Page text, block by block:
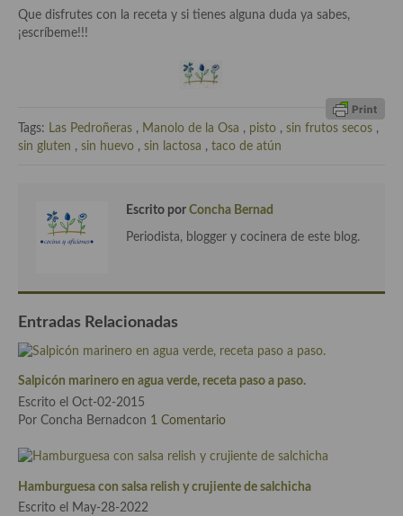
Cocina Canaria
Cocina Catalana
Cocina Gallega
Cocina Madrileña
Cocina Navarra
Cocina Riojana
Cocina Valenciana
Cocina Vasca
Cocina Europea
Cocina Alemana
Que disfrutes con la receta y si tienes alguna duda ya sabes,
¡escríbeme!!!
Tags: Las Pedroñeras , Manolo de la Osa , pisto , sin frutos secos ,
sin gluten , sin huevo , sin lactosa , taco de atún
Escrito por Concha Bernad
Periodista, blogger y cocinera de este blog.
Entradas Relacionadas
Salpicón marinero en agua verde, receta paso a paso.
Escrito el Oct-02-2015
Por Concha Bernadcon 1 Comentario
Hamburguesa con salsa relish y crujiente de salchicha
Escrito el May-28-2022